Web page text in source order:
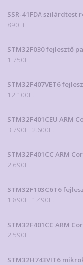
SSR-41FDA szilárdtest
890Ft
STM32F030 fejlesztő
1.750Ft
STM32F407VET6
12.100Ft
STM32F401CEU ARM
3.790Ft Original
2.600FtCurrent
STM32F401CC ARM
2.690Ft
STM32F103C6T6
1.890Ft Original
1.490FtCurrent
STM32F401CC ARM
2.590Ft
STM32H743VIT6